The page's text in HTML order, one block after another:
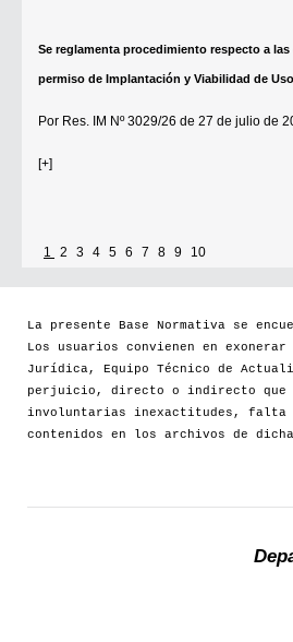
Se reglamenta procedimiento respecto a
permiso de Implantación y Viabilidad de
Por Res. IM Nº 3029/26 de 27 de julio de
[+]
1 2 3 4 5 6 7 8 9 10
La presente Base Normativa se
Los usuarios convienen en
Jurídica, Equipo Técnico de
perjuicio, directo o indirecto que
involuntarias inexactitudes, falta
contenidos en los archivos de